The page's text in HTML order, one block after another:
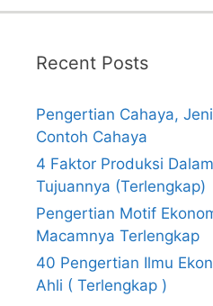
Recent Posts
Pengertian Cahaya,
Contoh Cahaya
4 Faktor Produksi
Tujuannya (Terlengkap)
Pengertian Motif
Macamnya Terlengkap
40 Pengertian Ilmu
Ahli ( Terlengkap )